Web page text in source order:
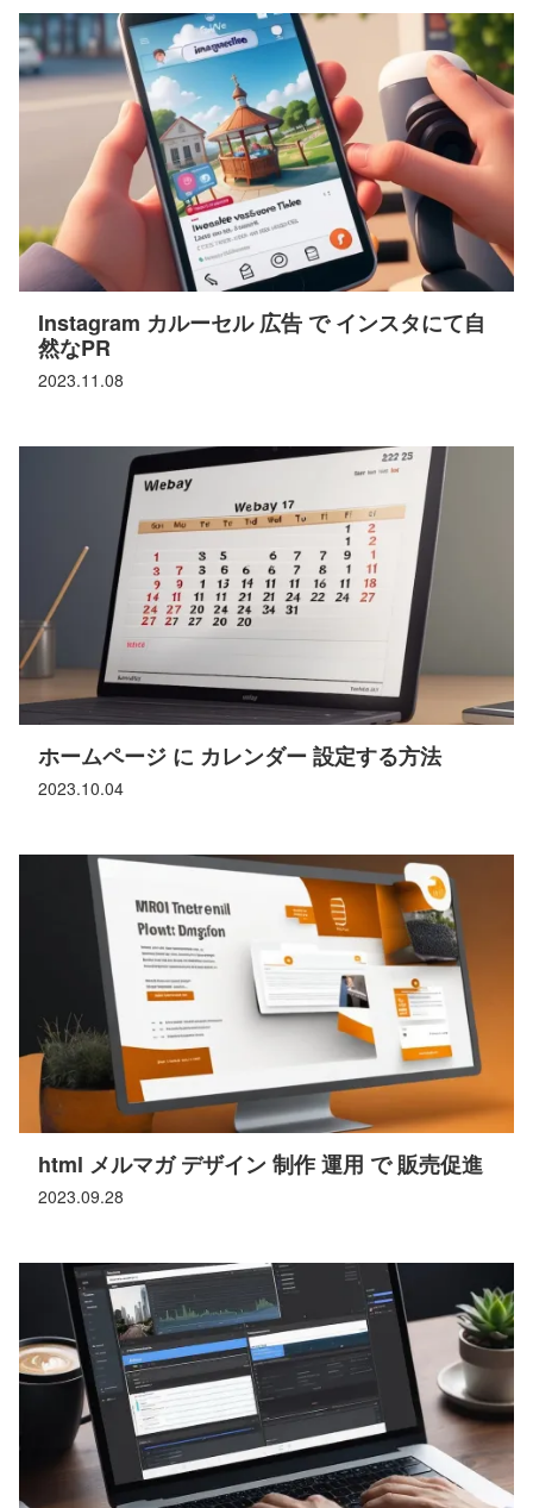
2023.11.08
Instagram カルーセル 広告 で インスタにて自
然なPR
2023.10.04
ホームページ に カレンダー 設定する方法
2023.09.28
html メルマガ デザイン 制作 運用 で 販売促進